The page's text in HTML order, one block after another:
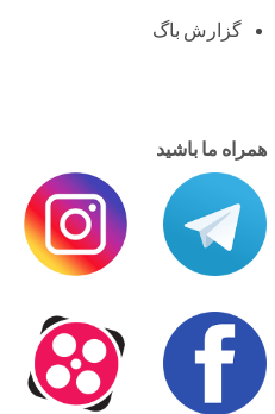
گزارش باگ
همراه ما باشید